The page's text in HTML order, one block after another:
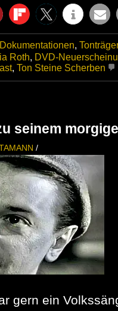
,
Roth, DVD-
, Ton Steine Scherben
seinem
/
gern ein